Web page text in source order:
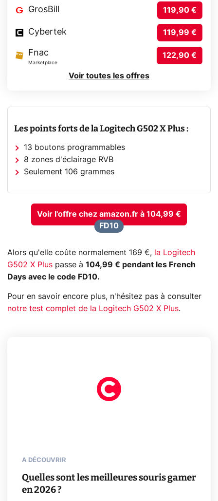
GrosBill 119,90 €
Cybertek 119,99 €
Fnac
Marketplace
122,90 €
Voir toutes les offres
Les points forts de la Logitech G502 X Plus :
13 boutons programmables
8 zones d'éclairage RVB
Seulement 106 grammes
Voir l'offre chez amazon.fr à 104,99 €
FD10
Alors qu'elle coûte normalement 169 €, la Logitech
G502 X Plus passe à 104,99 € pendant les French
Days avec le code FD10.
Pour en savoir encore plus, n'hésitez pas à consulter
notre test complet de la Logitech G502 X Plus.
A DÉCOUVRIR
Quelles sont les meilleures souris gamer
en 2026 ?